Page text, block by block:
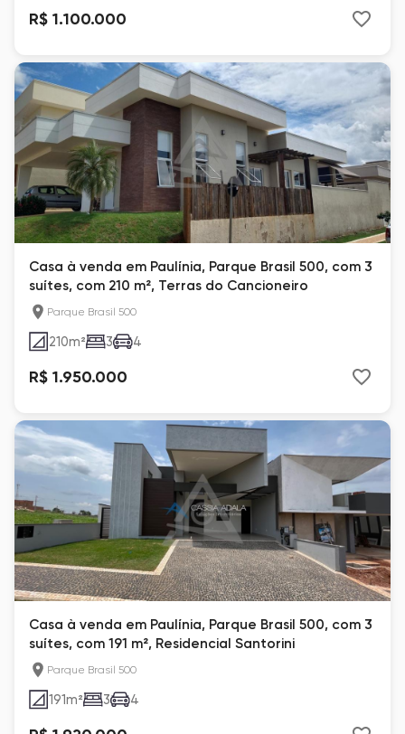
R$ 1.100.000
Casa à venda em Paulínia, Parque Brasil 500, com 3
suítes, com 210 m², Terras do Cancioneiro
Parque Brasil 500
210m² 3 4
R$ 1.950.000
Casa à venda em Paulínia, Parque Brasil 500, com 3
suítes, com 191 m², Residencial Santorini
Parque Brasil 500
191m² 3 4